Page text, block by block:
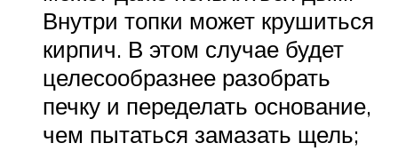
Внутри топки может крушиться
кирпич. В этом случае будет
целесообразнее разобрать
печку и переделать основание,
чем пытаться замазать щель;